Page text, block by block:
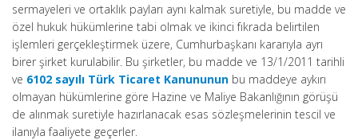
sermayeleri ve ortaklık payları aynı kalmak suretiyle, bu madde ve
özel hukuk hükümlerine tabi olmak ve ikinci fıkrada belirtilen
işlemleri gerçekleştirmek üzere, Cumhurbaşkanı kararıyla ayrı
birer şirket kurulabilir. Bu şirketler, bu madde ve 13/1/2011 tarihli
ve 6102 sayılı Türk Ticaret Kanununun bu maddeye aykırı
olmayan hükümlerine göre Hazine ve Maliye Bakanlığının görüşü
de alınmak suretiyle hazırlanacak esas sözleşmelerinin tescil ve
ilanıyla faaliyete geçerler.